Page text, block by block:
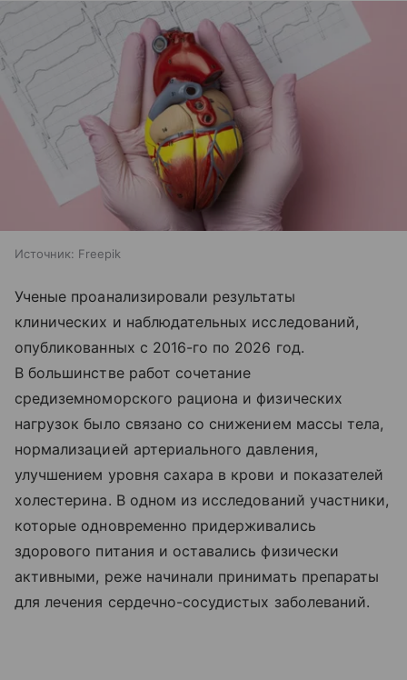
Источник: Freepik
Ученые проанализировали результаты
клинических и наблюдательных исследований,
опубликованных с 2016-го по 2026 год.
В большинстве работ сочетание
средиземноморского рациона и физических
нагрузок было связано со снижением массы тела,
нормализацией артериального давления,
улучшением уровня сахара в крови и показателей
холестерина. В одном из исследований участники,
которые одновременно придерживались
здорового питания и оставались физически
активными, реже начинали принимать препараты
для лечения сердечно-сосудистых заболеваний.